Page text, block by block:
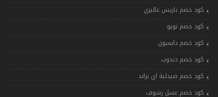
كود خصم باريس غاليري
كود خصم تويو
كود خصم دايسون
كود خصم دبدوب
كود خصم صيدلية اي براند
كود خصم عسل رشوف